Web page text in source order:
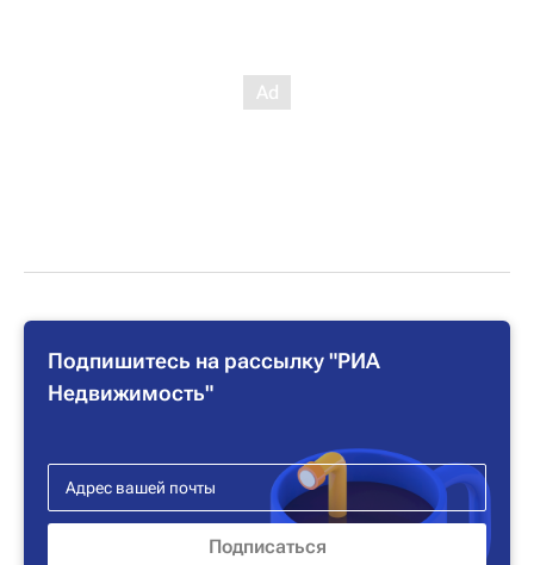
Подпишитесь на рассылку "РИА
Недвижимость"